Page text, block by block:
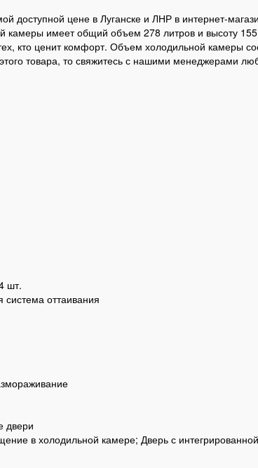
доступной цене в Луганске и ЛНР в интернет-
имеет общий объем 278 литров и высоту
кто ценит комфорт. Объем холодильной камеры
товара, то свяжитесь с нашими менеджерами
шт.
система оттаивания
двери
в холодильной камере; Дверь с